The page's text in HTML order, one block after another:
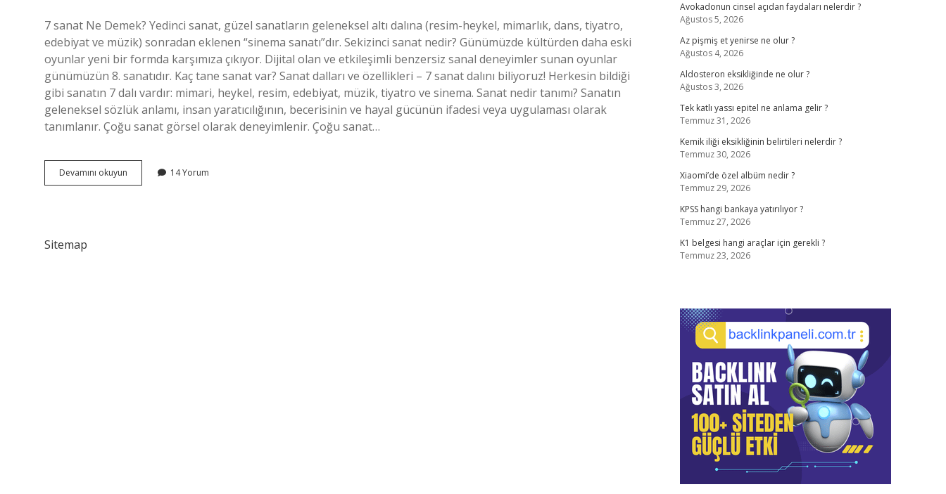
7 sanat Ne Demek? Yedinci sanat, güzel sanatların geleneksel altı dalına (resim-heykel, mimarlık, dans, tiyatro,
edebiyat ve müzik) sonradan eklenen “sinema sanatı”dır. Sekizinci sanat nedir? Günümüzde kültürden daha eski
oyunlar yeni bir formda karşımıza çıkıyor. Dijital olan ve etkileşimli benzersiz sanal deneyimler sunan oyunlar
günümüzün 8. sanatıdır. Kaç tane sanat var? Sanat dalları ve özellikleri – 7 sanat dalını biliyoruz! Herkesin bildiği
gibi sanatın 7 dalı vardır: mimari, heykel, resim, edebiyat, müzik, tiyatro ve sinema. Sanat nedir tanımı? Sanatın
geleneksel sözlük anlamı, insan yaratıcılığının, becerisinin ve hayal gücünün ifadesi veya uygulaması olarak
tanımlanır. Çoğu sanat görsel olarak deneyimlenir. Çoğu sanat…
Devamını okuyun
Sanat
14 Yorum
Sitemap
Avokadonun cinsel açıdan faydaları nelerdir ?
Ağustos 5, 2026
Az pişmiş et yenirse ne olur ?
Ağustos 4, 2026
Aldosteron eksikliğinde ne olur ?
Ağustos 3, 2026
Tek katlı yassı epitel ne anlama gelir ?
Temmuz 31, 2026
Kemik iliği eksikliğinin belirtileri nelerdir ?
Temmuz 30, 2026
Xiaomi’de özel albüm nedir ?
Temmuz 29, 2026
KPSS hangi bankaya yatırılıyor ?
Temmuz 27, 2026
K1 belgesi hangi araçlar için gerekli ?
Temmuz 23, 2026